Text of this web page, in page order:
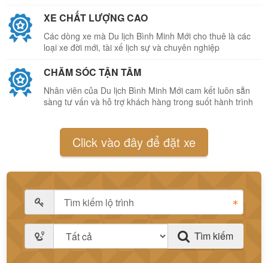
XE CHẤT LƯỢNG CAO
Các dòng xe mà Du lịch Bình Minh Mới cho thuê là các
loại xe đời mới, tài xế lịch sự và chuyên nghiệp
CHĂM SÓC TẬN TÂM
Nhân viên của Du lịch Bình Minh Mới cam kết luôn sẵn
sàng tư vấn và hỗ trợ khách hàng trong suốt hành trình
Click vào đây để đặt xe
Tìm kiếm